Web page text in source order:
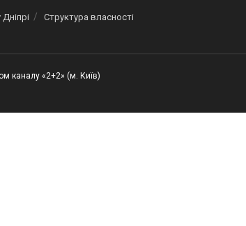
Структура власності
каналу «2+2» (м. Київ)